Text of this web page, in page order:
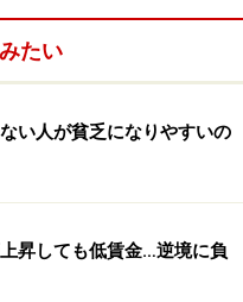
ら「具体的に相談した
、やがてトップ営業マン
営業コンサルタントの
たい
い人が貧乏になりやすいの
昇しても低賃金…逆境に負